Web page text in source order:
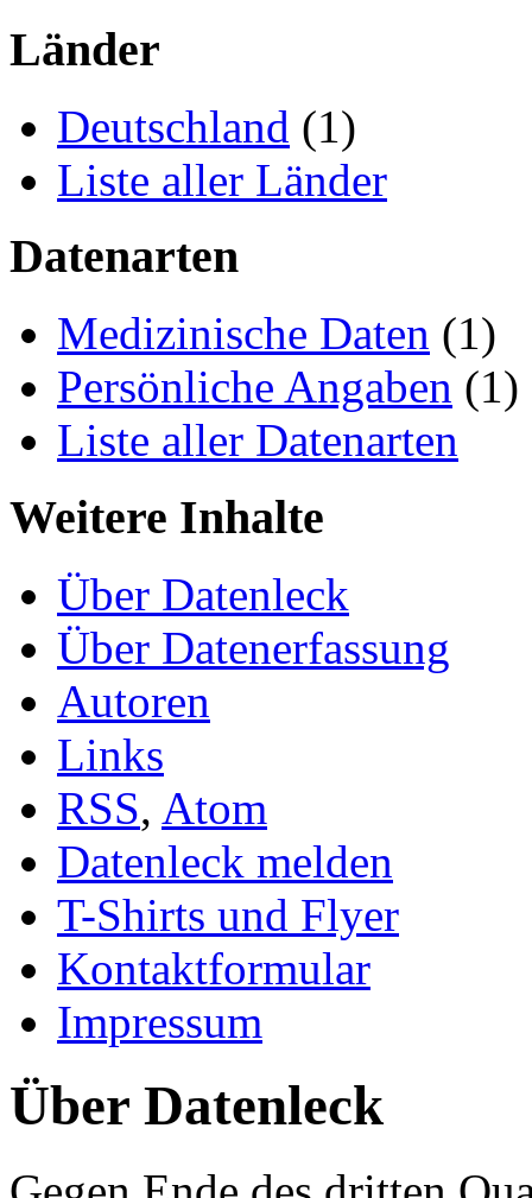
Länder
Deutschland (1)
Liste aller Länder
Datenarten
Medizinische Daten (1)
Persönliche Angaben (1)
Liste aller Datenarten
Weitere Inhalte
Über Datenleck
Über Datenerfassung
Autoren
Links
RSS, Atom
Datenleck melden
T-Shirts und Flyer
Kontaktformular
Impressum
Über Datenleck